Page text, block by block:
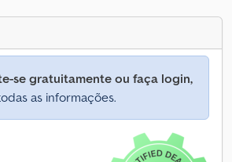
se gratuitamente ou faça login,
as informações.